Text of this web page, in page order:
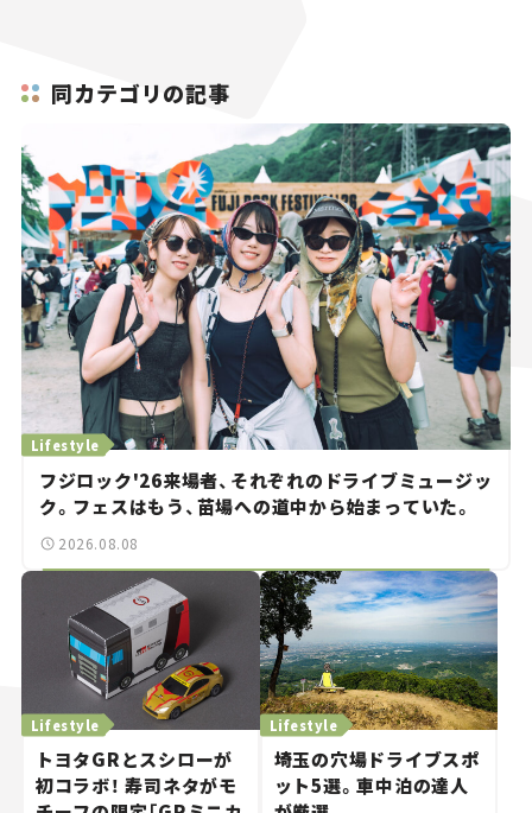
同カテゴリの記事
フジロック'26来場者、それぞれのドライブミュージッ
ク。フェスはもう、苗場への道中から始まっていた。
Lifestyle
2026.08.08
トヨタGRとスシローが
初コラボ！ 寿司ネタがモ
Lifestyle
埼玉の穴場ドライブスポ
ット5選。車中泊の達人
Lifestyle